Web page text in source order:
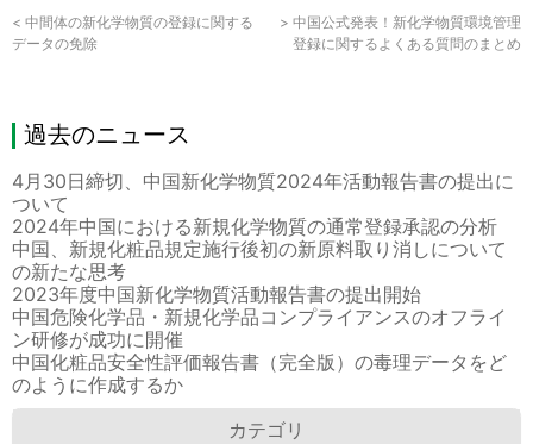
< 中間体の新化学物質の登録に関する
データの免除
> 中国公式発表！新化学物質環境管理
登録に関するよくある質問のまとめ
過去のニュース
4月30日締切、中国新化学物質2024年活動報告書の提出に
ついて
2024年中国における新規化学物質の通常登録承認の分析
中国、新規化粧品規定施行後初の新原料取り消しについて
の新たな思考
2023年度中国新化学物質活動報告書の提出開始
中国危険化学品・新規化学品コンプライアンスのオフライ
ン研修が成功に開催
中国化粧品安全性評価報告書（完全版）の毒理データをど
のように作成するか
カテゴリ